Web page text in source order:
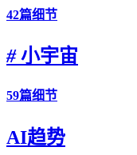
42篇细节
#小宇宙
59篇细节
AI趋势